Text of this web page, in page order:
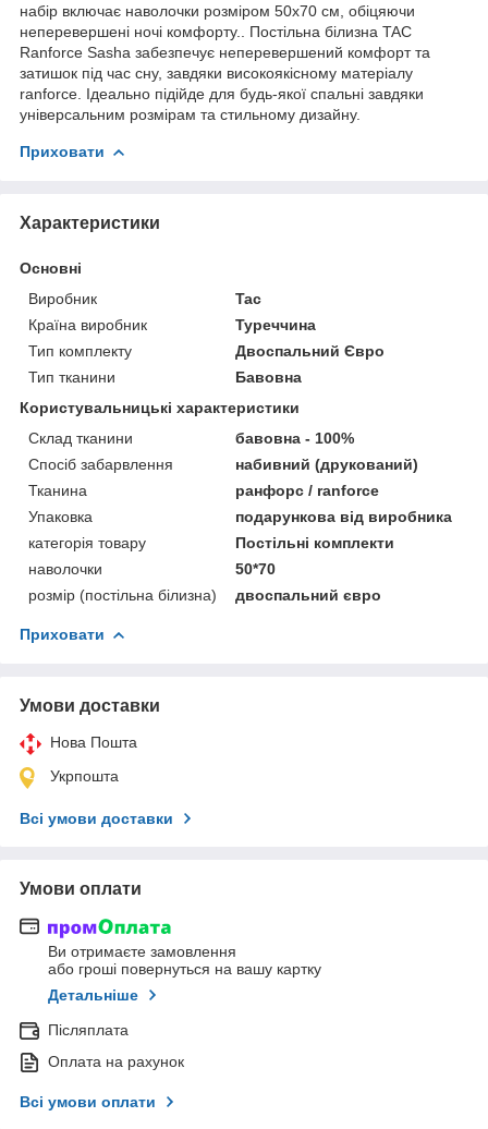
набір включає наволочки розміром 50x70 см, обіцяючи
неперевершені ночі комфорту.. Постільна білизна TAC
Ranforce Sasha забезпечує неперевершений комфорт та
затишок під час сну, завдяки високоякісному матеріалу
ranforce. Ідеально підійде для будь-якої спальні завдяки
універсальним розмірам та стильному дизайну.
Приховати
Характеристики
Основні
Виробник
Tac
Країна виробник
Туреччина
Тип комплекту
Двоспальний Євро
Тип тканини
Бавовна
Користувальницькі характеристики
Склад тканини
бавовна - 100%
Спосіб забарвлення
набивний (друкований)
Тканина
ранфорс / ranforce
Упаковка
подарункова від виробника
категорія товару
Постільні комплекти
наволочки
50*70
розмір (постільна білизна)
двоспальний євро
Приховати
Умови доставки
Нова Пошта
Укрпошта
Всі умови доставки
Умови оплати
Ви отримаєте замовлення
або гроші повернуться на вашу картку
Детальніше
Післяплата
Оплата на рахунок
Всі умови оплати